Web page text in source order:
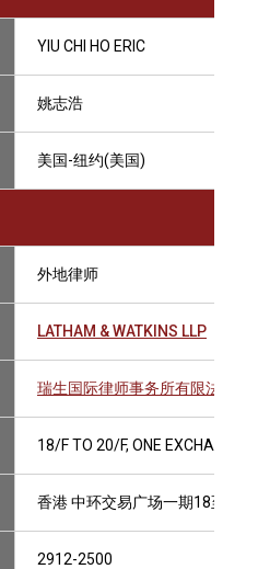
YIU CHI HO ERIC
姚志浩
美国-纽约(美国)
外地律师
LATHAM & WATKINS LLP
瑞生国际律师事务所有限法律责
18/F TO 20/F, ONE EXCHANGE
香港 中环交易广场一期18至20楼
2912-2500